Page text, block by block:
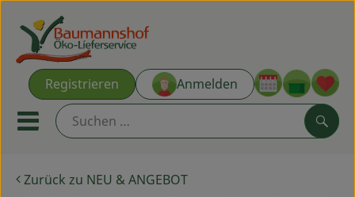
Registrieren Anmelden
Mobiles Menu öffnen oder
Ökokisten
Zurück zu NEU & ANGEBOT